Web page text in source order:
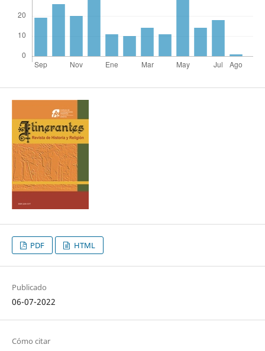
PDF HTML
Publicado
06-07-2022
Cómo citar